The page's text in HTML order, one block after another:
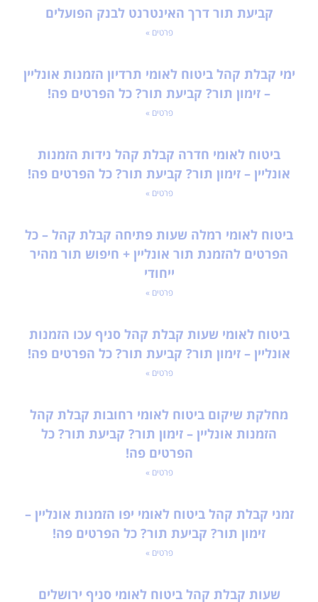
קביעת תור דרך האינטרנט לבנק הפועלים
פרטים »
ימי קבלת קהל ביטוח לאומי תרדיון הזמנות אונליין
– זימון תור? קביעת תור? כל הפרטים פה!
פרטים »
ביטוח לאומי חדרה קבלת קהל נידות הזמנות
אונליין – זימון תור? קביעת תור? כל הפרטים פה!
פרטים »
ביטוח לאומי רמלה שעות פתיחה קבלת קהל – כל
הפרטים להזמנת תור אונליין + חיפוש תור מהיר
ייחודי
פרטים »
ביטוח לאומי שעות קבלת קהל סניף עכו הזמנות
אונליין – זימון תור? קביעת תור? כל הפרטים פה!
פרטים »
מחלקת שיקום ביטוח לאומי רחובות קבלת קהל
הזמנות אונליין – זימון תור? קביעת תור? כל
הפרטים פה!
פרטים »
זמני קבלת קהל ביטוח לאומי יפו הזמנות אונליין –
זימון תור? קביעת תור? כל הפרטים פה!
פרטים »
שעות קבלת קהל ביטוח לאומי סניף ירושלים